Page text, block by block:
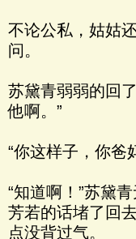
不论公私，姑姑
问。
苏黛青弱弱的回
他啊。”
“你这样子，你爸
“知道啊！”苏黛
芳若的话堵了回
点没背过气。